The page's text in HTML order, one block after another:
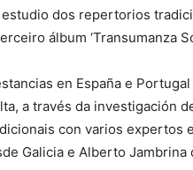
dos repertorios
álbum ‘Transumanza
en España e
a través da investigación
con varios
Galicia e Alberto Jambrina